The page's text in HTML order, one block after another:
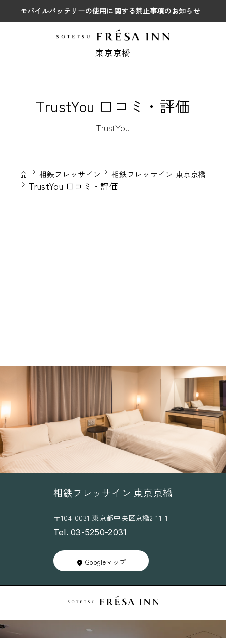
モバイルバッテリーの使用に関する禁止事項のお知らせ
東京京橋
TrustYou 口コミ・評価
TrustYou
相鉄フレッサイン 相鉄フレッサイン 東京京橋
TrustYou 口コミ・評価
相鉄フレッサイン 東京京橋
〒104-0031 東京都中央区京橋2-11-1
Tel. 03-5250-2031
Googleマップ